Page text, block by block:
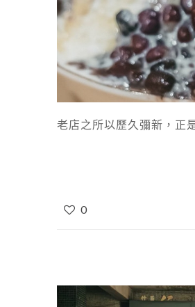
老店之所以歷久彌新，正
0